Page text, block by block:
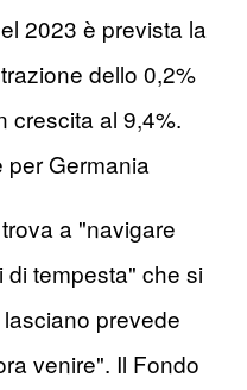
2023 è prevista la
dello 0,2%
crescita al 9,4%.
Germania
a "navigare
tempesta" che si
prevede
venire". Il Fondo